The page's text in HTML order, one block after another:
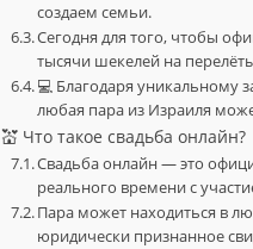
создаем семьи.
Сегодня для того, чтобы
тысячи шекелей на
💻 Благодаря уникальному
любая пара из Израиля
💒 Что такое свадьба онлайн?
Свадьба онлайн — это
реального времени с
Пара может находиться в
юридически признанное